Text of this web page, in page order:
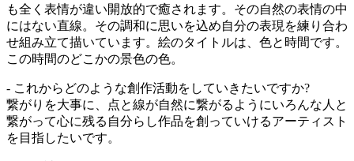
も全く表情が違い開放的で癒されます。その自然の表情の中
にはない直線。その調和に思いを込め自分の表現を練り合わ
せ組み立て描いています。絵のタイトルは、色と時間です。
この時間のどこかの景色の色。
- これからどのような創作活動をしていきたいですか?
繋がりを大事に、点と線が自然に繋がるようにいろんな人と
繋がって心に残る自分らし作品を創っていけるアーティスト
を目指したいです。